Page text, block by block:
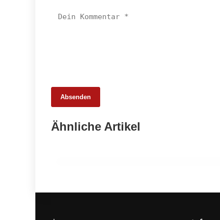
Absenden
Ähnliche Artikel
65 Millionen Euro Umsatz in der